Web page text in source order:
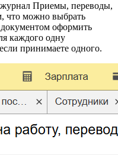
Приeмы, переводы,
что можно выбрать
оформить
каждого одну
принимаете одного.